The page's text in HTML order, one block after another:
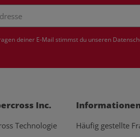
deiner E-Mail stimmst du unseren
Inc.
Technologie
Häufig gestellte